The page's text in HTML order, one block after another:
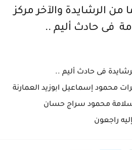
الرشايدة والآخر مركز
فى حادث أليم ..
فى حادث أليم ..
محمود إسماعيل ابوزيد العمارنة
سلامة محمود سراج حسان
راجعون